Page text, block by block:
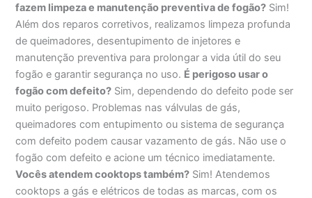
fazem limpeza e manutenção preventiva de fogão? Sim!
Além dos reparos corretivos, realizamos limpeza profunda
de queimadores, desentupimento de injetores e
manutenção preventiva para prolongar a vida útil do seu
fogão e garantir segurança no uso. É perigoso usar o
fogão com defeito? Sim, dependendo do defeito pode ser
muito perigoso. Problemas nas válvulas de gás,
queimadores com entupimento ou sistema de segurança
com defeito podem causar vazamento de gás. Não use o
fogão com defeito e acione um técnico imediatamente.
Vocês atendem cooktops também? Sim! Atendemos
cooktops a gás e elétricos de todas as marcas, com os